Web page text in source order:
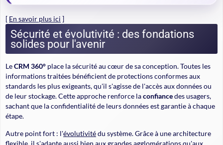
[ En savoir plus ici ]
Sécurité et évolutivité : des fondations
solides pour l'avenir
LeCRM 360° place la sécurité au cœur de sa conception. Toutes les
informations traitées bénéficient de protections conformes aux
standards les plus exigeants, qu'il s'agisse de l'accès aux données ou
de leur stockage. Cette approche renforce laconfiancedes usagers,
sachant que la confidentialité de leurs données est garantie à chaque
étape.
Autre point fort : l'évolutivitédu système. Grâce à une architecture
flexible, il s'adapte aussi bien aux grandes agglomérations qu'aux